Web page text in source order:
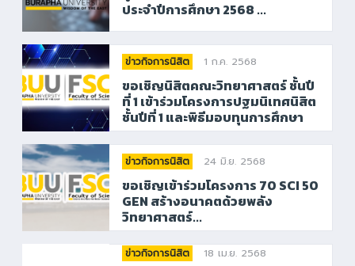
ประจำปีการศึกษา 2568 ...
ข่าวกิจการนิสิต 1 ก.ค. 2568
ขอเชิญนิสิตคณะวิทยาศาสตร์ ชั้นปี
ที่ 1 เข้าร่วมโครงการปฐมนิเทศนิสิต
ชั้นปีที่ 1 และพิธีมอบทุนการศึกษา
ข่าวกิจการนิสิต 24 มิ.ย. 2568
ขอเชิญเข้าร่วมโครงการ 70 SCI 50
GEN สร้างอนาคตด้วยพลัง
วิทยาศาสตร์...
ข่าวกิจการนิสิต 18 เม.ย. 2568